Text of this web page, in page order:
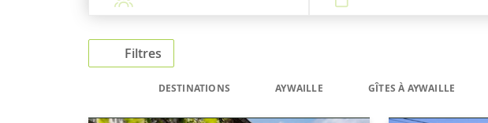
Filtres
DESTINATIONS AYWAILLE GÎTES À AYWAILLE